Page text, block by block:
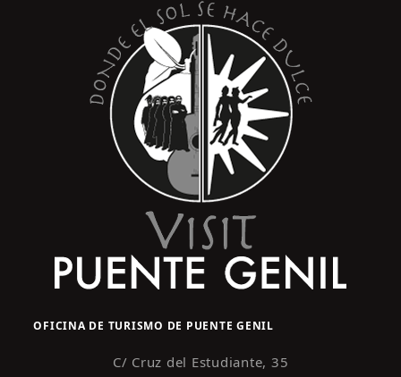
OFICINA DE TURISMO DE PUENTE GENIL
C/ Cruz del Estudiante, 35